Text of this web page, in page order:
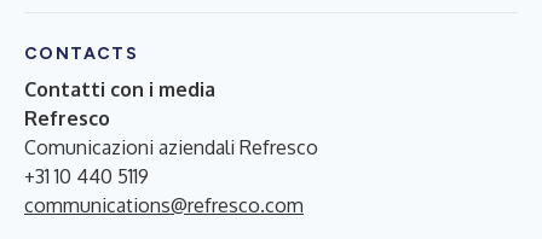
CONTACTS
Contatti con i media
Refresco
Comunicazioni aziendali Refresco
+31 10 440 5119
communications@refresco.com